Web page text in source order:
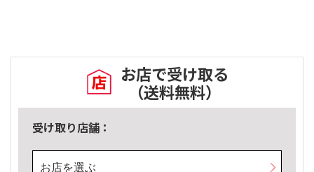
お店で受け取る
（送料無料）
受け取り店舗：
お店を選ぶ